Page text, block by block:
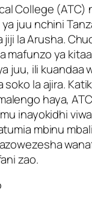
College (ATC)
juu nchini
la Arusha.
mafunzo ya
juu, ili kuandaa
soko la ajira.
haya,
inayokidhi
mbinu
zao.